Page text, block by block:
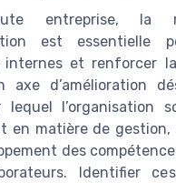
entreprise, la
est essentielle
internes et renforcer
axe d’amélioration
lequel l’organisation
en matière de gestion,
des
Identifier